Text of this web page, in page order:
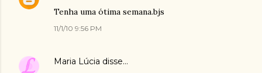
Tenha uma ótima semana.bjs
11/1/10 9:56 PM
Maria Lúcia disse…